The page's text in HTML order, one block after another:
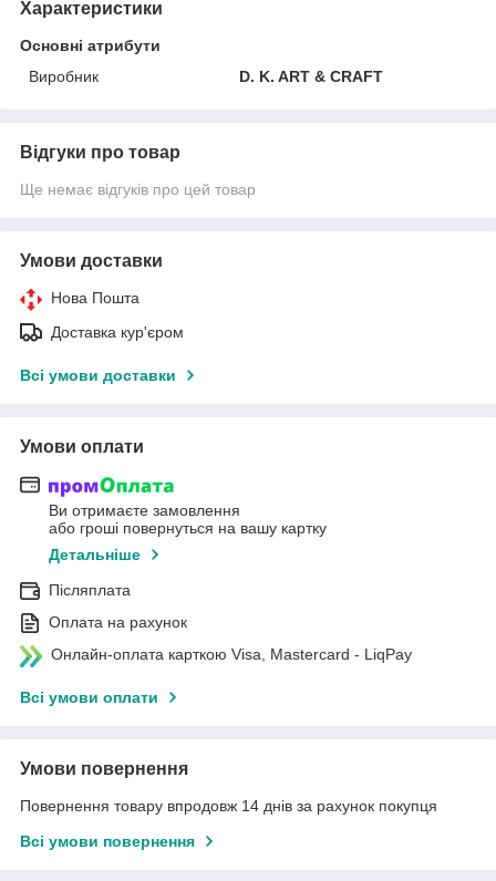
Характеристики
Основні атрибути
Виробник
D. K. ART & CRAFT
Відгуки про товар
Ще немає відгуків про цей товар
Умови доставки
Нова Пошта
Доставка кур'єром
Всі умови доставки
Умови оплати
Ви отримаєте замовлення
або гроші повернуться на вашу картку
Детальніше
Післяплата
Оплата на рахунок
Онлайн-оплата карткою Visa, Mastercard - LiqPay
Всі умови оплати
Умови повернення
Повернення товару впродовж 14 днів за рахунок покупця
Всі умови повернення